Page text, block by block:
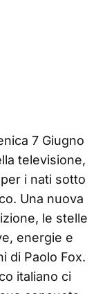
7 Giugno
televisione,
i nati sotto
Una nuova
le stelle
energie e
di Paolo Fox.
italiano ci